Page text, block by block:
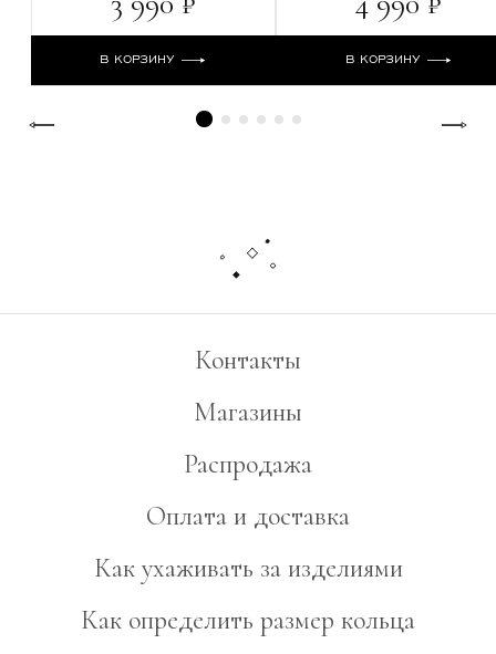
В КОРЗИНУ В КОРЗИНУ
Контакты
Магазины
Распродажа
Оплата и доставка
Как ухаживать за изделиями
Как определить размер кольца